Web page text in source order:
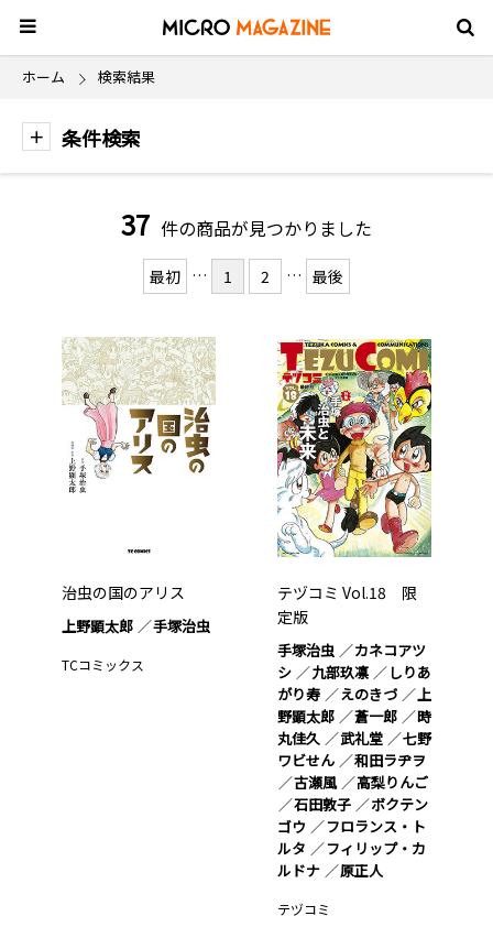
ホーム 検索結果
条件検索
37 件の商品が見つかりました
最初 … 1 2 … 最後
治虫の国のアリス
上野顕太郎 手塚治虫
TCコミックス
テヅコミ Vol.18 限
定版
手塚治虫
カネコアツ
シ
九部玖凛
しりあ
がり寿
えのきづ
上
野顕太郎
蒼一郎
時
丸佳久
武礼堂
七野
ワビせん
和田ラヂヲ
古瀬風
高梨りんご
石田敦子
ボクテン
ゴウ
フロランス・ト
ルタ
フィリップ・カ
ルドナ
原正人
テヅコミ